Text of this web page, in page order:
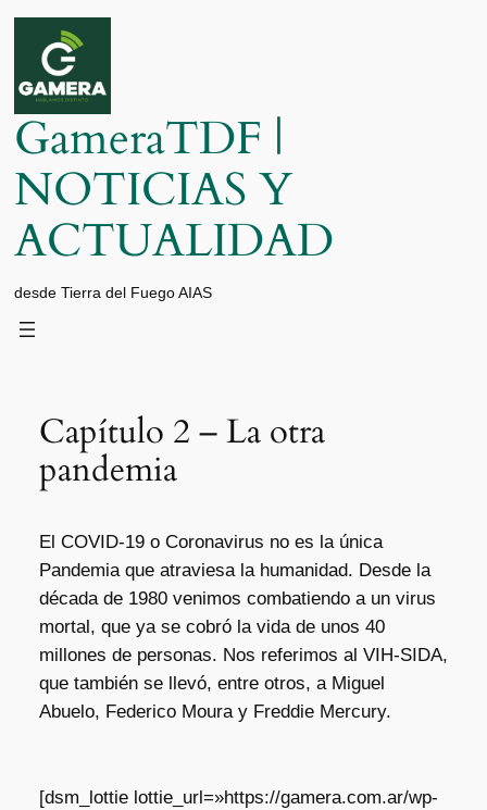
Saltar
contenido
GameraTDF |
NOTICIAS Y
ACTUALIDAD
desde Tierra del Fuego AIAS
Capítulo 2 – La otra
pandemia
El COVID-19 o Coronavirus no es la única
Pandemia que atraviesa la humanidad. Desde la
década de 1980 venimos combatiendo a un virus
mortal, que ya se cobró la vida de unos 40
millones de personas. Nos referimos al VIH-SIDA,
que también se llevó, entre otros, a Miguel
Abuelo, Federico Moura y Freddie Mercury.
[dsm_lottie lottie_url=»https://gamera.com.ar/wp-